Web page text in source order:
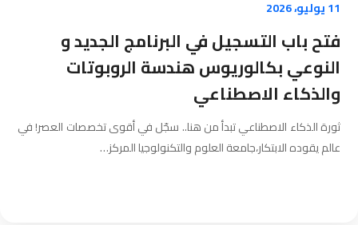
11 يوليو، 2026
فتح باب التسجيل في البرنامج الجديد و
النوعي بكالوريوس هندسة الروبوتات
والذكاء الاصطناعي
ثورة الذكاء الاصطناعي تبدأ من هنا.. سجّل في أقوى تخصصات العصر! في
عالم يقوده الابتكار،جامعة العلوم والتكنولوجيا المركز…